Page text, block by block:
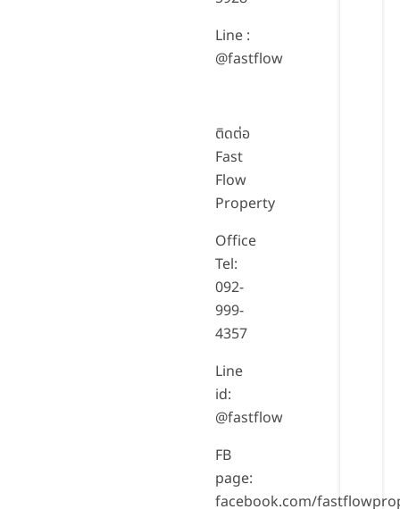
Line :
@fastflow
ติดต่อ
Fast
Flow
Property
Office
Tel:
092-
999-
4357
Line
id:
@fastflow
FB
page:
facebook.com/